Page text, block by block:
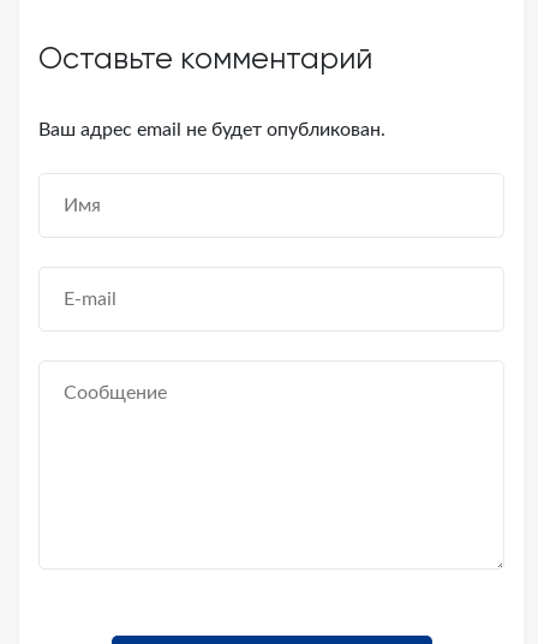
Оставьте комментарий
Ваш адрес email не будет опубликован.